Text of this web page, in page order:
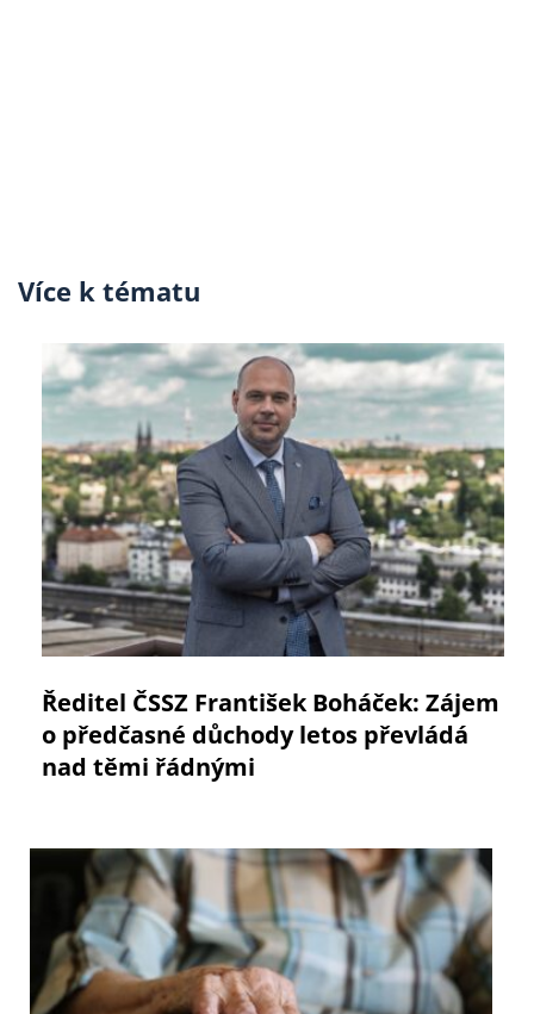
Více k tématu
Ředitel ČSSZ František Boháček: Zájem
o předčasné důchody letos převládá
nad těmi řádnými